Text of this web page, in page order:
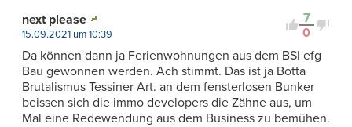
7
0
next please
15.09.2021 um 10:39
Da können dann ja Ferienwohnungen aus dem BSI efg
Bau gewonnen werden. Ach stimmt. Das ist ja Botta
Brutalismus Tessiner Art. an dem fensterlosen Bunker
beissen sich die immo developers die Zähne aus, um
Mal eine Redewendung aus dem Business zu bemühen.